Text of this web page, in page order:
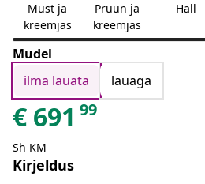
Must ja
kreemjas
Pruun ja
kreemjas
Hall
Mudel
ilma lauata
lauaga
€ 691 99
Sh KM
Kirjeldus